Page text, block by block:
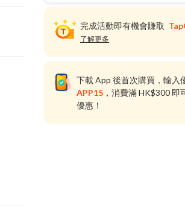
完成活動即有機會賺取
了解更多
下載 App 後首次購買，輸入
APP15 ，消費滿 HK$300 即
優惠！